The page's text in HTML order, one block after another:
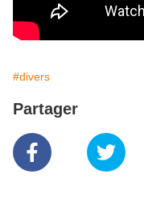
#divers
Partager